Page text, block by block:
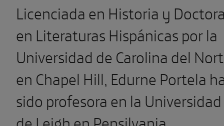
Licenciada en Historia y
en Literaturas Hispánicas por la
Universidad de Carolina del
en Chapel Hill, Edurne Portela
sido profesora en la Universidad